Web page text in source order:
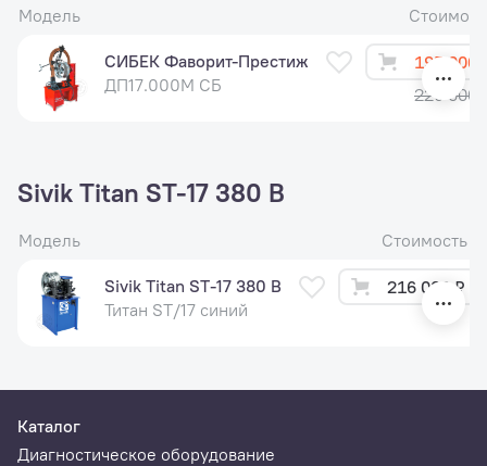
Модель
СИБЕК Фаворит-Престиж
ДП17.000М СБ
195 000
229 000
Sivik Titan ST-17 380 В
Модель Стоимость
Sivik Titan ST-17 380 В
Титан ST/17 синий
216 000 ₽
Каталог
Диагностическое оборудование